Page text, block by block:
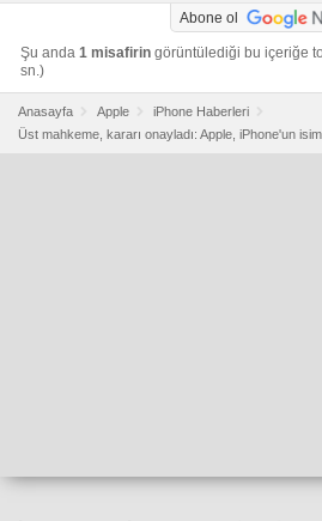
Abone ol
Şu anda 1 misafirin görüntülediği bu içeriğe
sn.)
Anasayfa Apple
iPhone Haberleri
Üst mahkeme, kararı onayladı: Apple, iPhone'un